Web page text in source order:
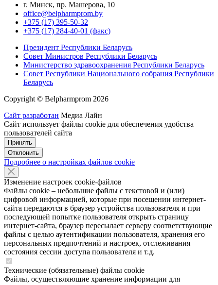
г. Минск, пр. Машерова, 10
office@belpharmprom.by
+375 (17) 395-50-32
+375 (17) 284-40-01 (факс)
Президент Республики Беларусь
Совет Министров Республики Беларусь
Министерство здравоохранения Республики Беларусь
Совет Республики Национального собрания Республики
Беларусь
Copyright © Belpharmprom 2026
Сайт разработан Медиа Лайн
Сайт использует файлы cookie для обеспечения удобства
пользователей сайта
Принять
Отклонить
Подробнее о настройках файлов cookie
Изменение настроек cookie-файлов
Файлы cookie – небольшие файлы с текстовой и (или)
цифровой информацией, которые при посещении интернет-
сайта передаются в браузер устройства пользователя и при
последующей попытке пользователя открыть страницу
интернет-сайта, браузер пересылает серверу соответствующие
файлы с целью аутентификации пользователя, хранения его
персональных предпочтений и настроек, отслеживания
состояния сессии доступа пользователя и т.д.
Технические (обязательные) файлы cookie
Файлы, осуществляющие хранение информации для